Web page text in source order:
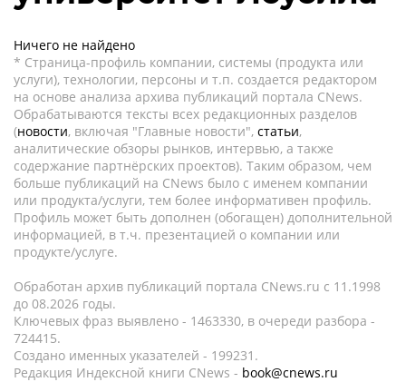
Ничего не найдено
* Страница-профиль компании, системы (продукта или
услуги), технологии, персоны и т.п. создается редактором
на основе анализа архива публикаций портала CNews.
Обрабатываются тексты всех редакционных разделов
(новости, включая "Главные новости", статьи,
аналитические обзоры рынков, интервью, а также
содержание партнёрских проектов). Таким образом, чем
больше публикаций на CNews было с именем компании
или продукта/услуги, тем более информативен профиль.
Профиль может быть дополнен (обогащен) дополнительной
информацией, в т.ч. презентацией о компании или
продукте/услуге.
Обработан архив публикаций портала CNews.ru c 11.1998
до 08.2026 годы.
Ключевых фраз выявлено - 1463330, в очереди разбора -
724415.
Создано именных указателей - 199231.
Редакция Индексной книги CNews - book@cnews.ru